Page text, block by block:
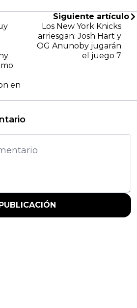
en
Siguiente artículo
Los New York Knicks
arriesgan: Josh Hart y
OG Anunoby jugarán
el juego 7